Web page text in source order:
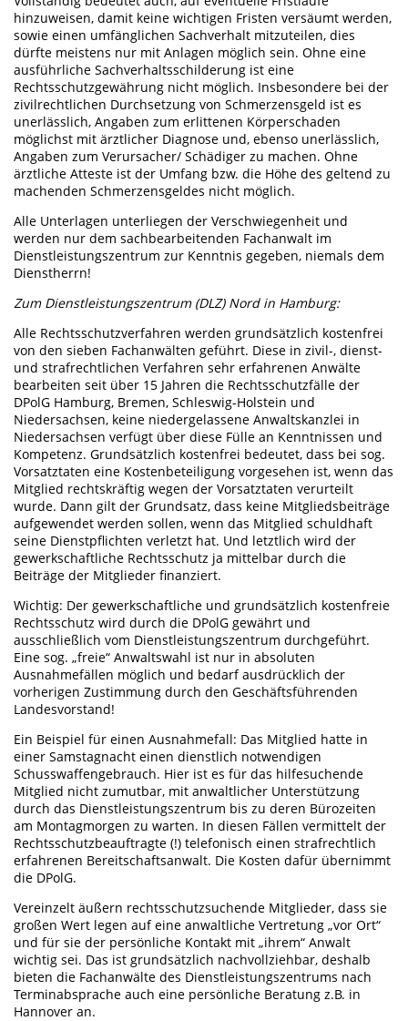
hinzuweisen, damit keine wichtigen Fristen versäumt werden,
sowie einen umfänglichen Sachverhalt mitzuteilen, dies
dürfte meistens nur mit Anlagen möglich sein. Ohne eine
ausführliche Sachverhaltsschilderung ist eine
Rechtsschutzgewährung nicht möglich. Insbesondere bei der
zivilrechtlichen Durchsetzung von Schmerzensgeld ist es
unerlässlich, Angaben zum erlittenen Körperschaden
möglichst mit ärztlicher Diagnose und, ebenso unerlässlich,
Angaben zum Verursacher/ Schädiger zu machen. Ohne
ärztliche Atteste ist der Umfang bzw. die Höhe des geltend zu
machenden Schmerzensgeldes nicht möglich.
Alle Unterlagen unterliegen der Verschwiegenheit und
werden nur dem sachbearbeitenden Fachanwalt im
Dienstleistungszentrum zur Kenntnis gegeben, niemals dem
Dienstherrn!
Zum Dienstleistungszentrum (DLZ) Nord in Hamburg:
Alle Rechtsschutzverfahren werden grundsätzlich kostenfrei
von den sieben Fachanwälten geführt. Diese in zivil-, dienst-
und strafrechtlichen Verfahren sehr erfahrenen Anwälte
bearbeiten seit über 15 Jahren die Rechtsschutzfälle der
DPolG Hamburg, Bremen, Schleswig-Holstein und
Niedersachsen, keine niedergelassene Anwaltskanzlei in
Niedersachsen verfügt über diese Fülle an Kenntnissen und
Kompetenz. Grundsätzlich kostenfrei bedeutet, dass bei sog.
Vorsatztaten eine Kostenbeteiligung vorgesehen ist, wenn das
Mitglied rechtskräftig wegen der Vorsatztaten verurteilt
wurde. Dann gilt der Grundsatz, dass keine Mitgliedsbeiträge
aufgewendet werden sollen, wenn das Mitglied schuldhaft
seine Dienstpflichten verletzt hat. Und letztlich wird der
gewerkschaftliche Rechtsschutz ja mittelbar durch die
Beiträge der Mitglieder finanziert.
Wichtig: Der gewerkschaftliche und grundsätzlich kostenfreie
Rechtsschutz wird durch die DPolG gewährt und
ausschließlich vom Dienstleistungszentrum durchgeführt.
Eine sog. „freie“ Anwaltswahl ist nur in absoluten
Ausnahmefällen möglich und bedarf ausdrücklich der
vorherigen Zustimmung durch den Geschäftsführenden
Landesvorstand!
Ein Beispiel für einen Ausnahmefall: Das Mitglied hatte in
einer Samstagnacht einen dienstlich notwendigen
Schusswaffengebrauch. Hier ist es für das hilfesuchende
Mitglied nicht zumutbar, mit anwaltlicher Unterstützung
durch das Dienstleistungszentrum bis zu deren Bürozeiten
am Montagmorgen zu warten. In diesen Fällen vermittelt der
Rechtsschutzbeauftragte (!) telefonisch einen strafrechtlich
erfahrenen Bereitschaftsanwalt. Die Kosten dafür übernimmt
die DPolG.
Vereinzelt äußern rechtsschutzsuchende Mitglieder, dass sie
großen Wert legen auf eine anwaltliche Vertretung „vor Ort“
und für sie der persönliche Kontakt mit „ihrem“ Anwalt
wichtig sei. Das ist grundsätzlich nachvollziehbar, deshalb
bieten die Fachanwälte des Dienstleistungszentrums nach
Terminabsprache auch eine persönliche Beratung z.B. in
Hannover an.